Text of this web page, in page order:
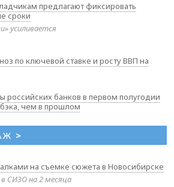
предлагают фиксировать
сроки
усиливается
по ключевой ставке и росту ВВП на
российских банков в первом полугодии
чем в прошлом
>
на съемке сюжета в Новосибирске
СИЗО на 2 месяца